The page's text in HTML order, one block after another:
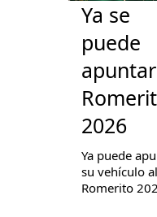
Ya se
puede
2026
Ya puede
su vehículo al
Romerito